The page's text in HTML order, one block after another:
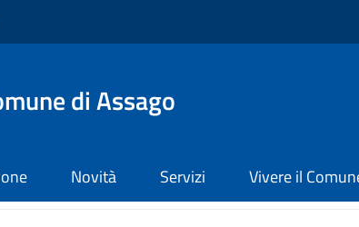
di Assago
Novità Servizi Vivere il